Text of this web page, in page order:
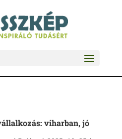
viharban, jó